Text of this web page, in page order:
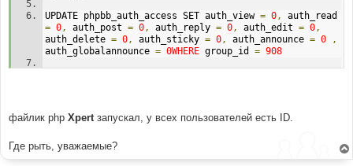
UPDATE phpbb_auth_access SET auth_view = 0,
= 0, auth_post = 0, auth_reply = 0, auth_edit = 0,
auth_delete = 0, auth_sticky = 0, auth_announce = 0
,
auth_globalannounce = 0WHERE group_id = 908
файлик php Xpertзапускал, у всех пользователей есть ID.
Где рыть, уважаемые?